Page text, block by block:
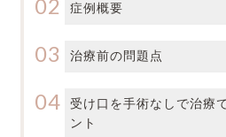
症例概要
治療前の問題点
受け口を手術なしで治療
ント